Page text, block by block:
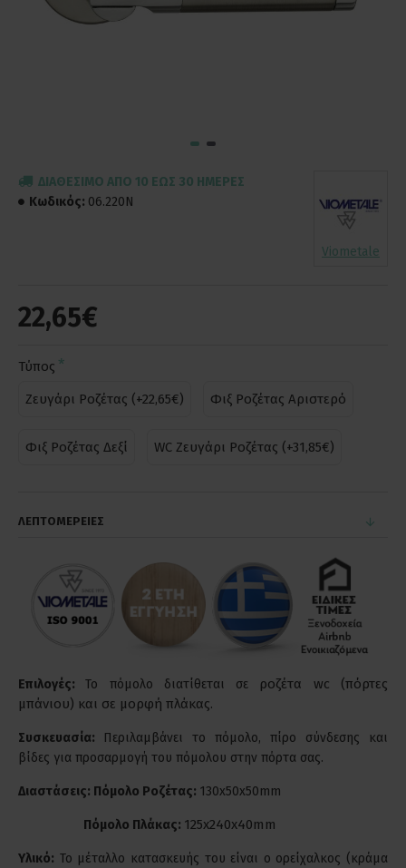
22,65€
ΔΙΑΘΈΣΙΜΟ ΑΠΌ 10 ΈΩΣ 30 ΗΜΈΡΕΣ
Κωδικός: 06.220N
Viometale
Τύπος
Ζευγάρι Ροζέτας (+22,65€)
Φιξ Ροζέτας Αριστερό
Φιξ Ροζέτας Δεξί WC Ζευγάρι Ροζέτας (+31,85€)
ΛΕΠΤΟΜΕΡΕΙΕΣ
Επιλογές:Το πόμολο διατίθεται σε ροζέτα wc (πόρτες
μπάνιου) και σε μορφή πλάκας.
Συσκευασία:
Περιλαμβάνει το πόμολο, πίρο σύνδεσης και
βίδες για προσαρμογή του πόμολου στην πόρτα σας.
Διαστάσεις: Πόμολο Ροζέτας: 130x50x50mm
Πόμολο Πλάκας: 125x240x40mm
Υλικό: Το μέταλλο κατασκευής του είναι ο ορείχαλκος (κράμα